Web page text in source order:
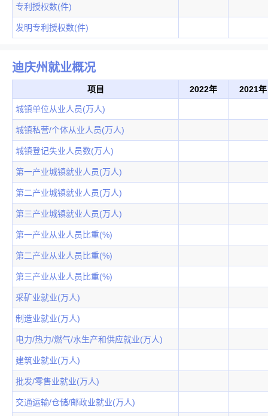
专利授权数(件)
发明专利授权数(件)
迪庆州就业概况
项目 2022年 2021年
城镇单位从业人员(万人)
城镇私营/个体从业人员(万人)
城镇登记失业人员数(万人)
第一产业城镇就业人员(万人)
第二产业城镇就业人员(万人)
第三产业城镇就业人员(万人)
第一产业从业人员比重(%)
第二产业从业人员比重(%)
第三产业从业人员比重(%)
采矿业就业(万人)
制造业就业(万人)
电力/热力/燃气/水生产和供应就业(万人)
建筑业就业(万人)
批发/零售业就业(万人)
交通运输/仓储/邮政业就业(万人)